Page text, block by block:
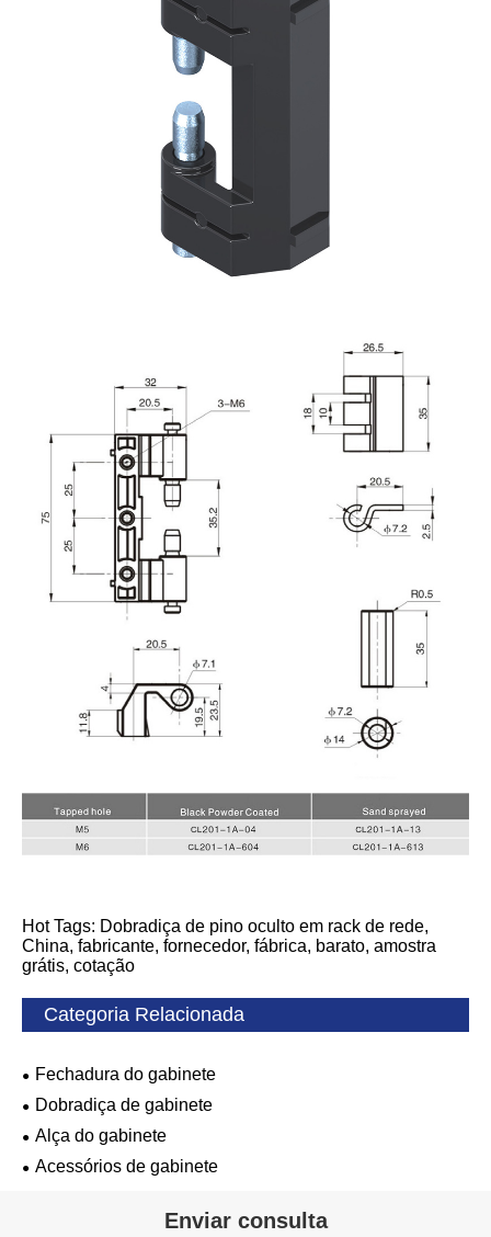
Hot Tags: Dobradiça de pino oculto em rack de rede,
China, fabricante, fornecedor, fábrica, barato, amostra
grátis, cotação
Categoria Relacionada
Fechadura do gabinete
Dobradiça de gabinete
Alça do gabinete
Acessórios de gabinete
Enviar consulta